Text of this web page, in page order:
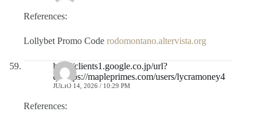
References:
Lollybet Promo Code rodomontano.altervista.org
http://clients1.google.co.jp/url?
q=https://mapleprimes.com/users/lycramoney4
JULIO 14, 2026 / 10:29 PM
References: